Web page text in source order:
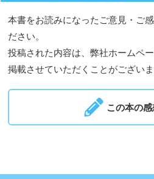
本書をお読みになったご意見・ご
ださい。
投稿された内容は、弊社ホームペ
掲載させていただくことがございま
この本の感